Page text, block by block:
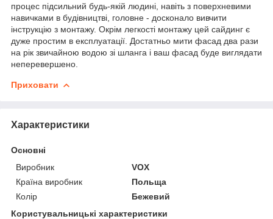
процес підсильний будь-якій людині, навіть з поверхневими
навичками в будівництві, головне - досконало вивчити
інструкцію з монтажу. Окрім легкості монтажу цей сайдинг є
дуже простим в експлуатації. Достатньо мити фасад два рази
на рік звичайною водою зі шланга і ваш фасад буде виглядати
неперевершено.
Приховати
Характеристики
Основні
Виробник
VOX
Країна виробник
Польща
Колір
Бежевий
Користувальницькі характеристики